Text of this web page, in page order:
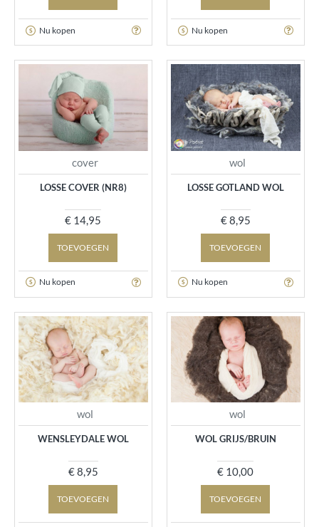
Nu kopen Nu kopen
cover
LOSSE COVER (NR8)
€ 14,95
TOEVOEGEN
Nu kopen
wol
LOSSE GOTLAND WOL
€ 8,95
TOEVOEGEN
Nu kopen
wol
WENSLEYDALE WOL
€ 8,95
TOEVOEGEN
wol
WOL GRIJS/BRUIN
€ 10,00
TOEVOEGEN